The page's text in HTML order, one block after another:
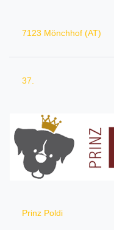
7123 Mönchhof (AT)
37.
Prinz Poldi